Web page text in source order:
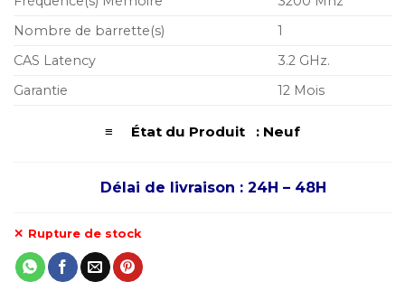
Nombre de barrette(s)
1
CAS Latency
3.2 GHz.
Garantie
12 Mois
≡ État du Produit : Neuf
Délai de livraison : 24H – 48H
Rupture de stock